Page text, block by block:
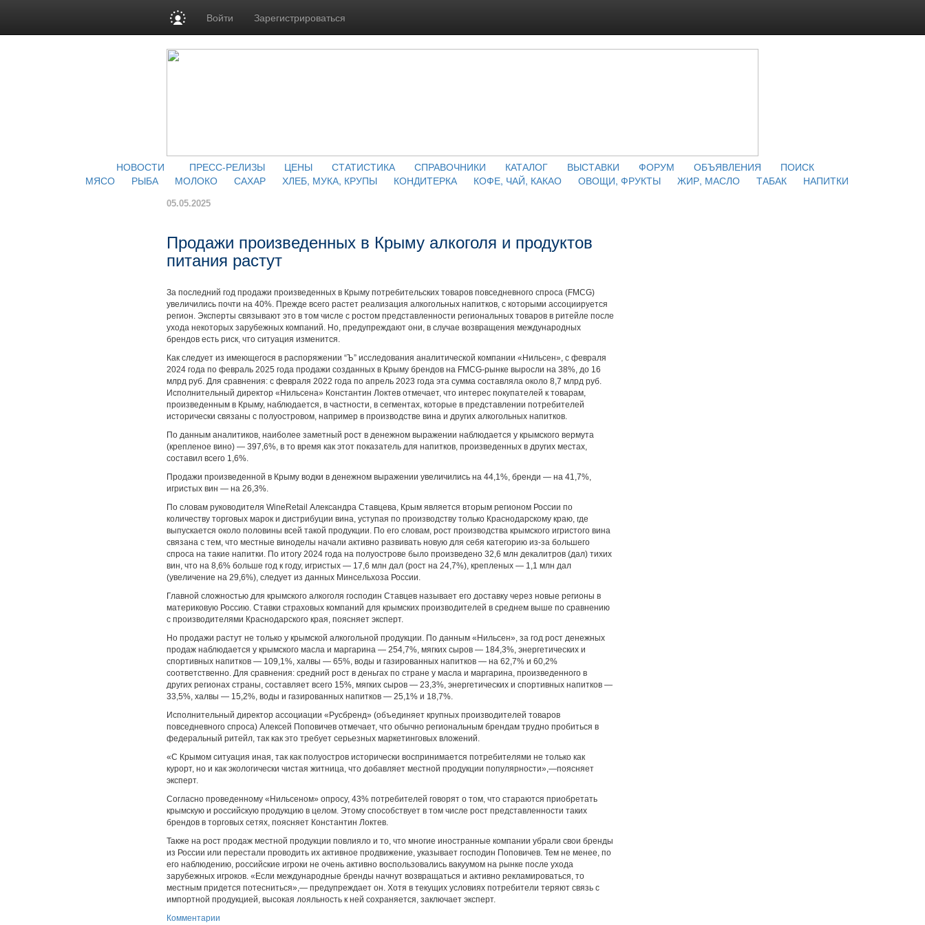
Войти Зарегистрироваться
НОВОСТИ ПРЕСС-РЕЛИЗЫ ЦЕНЫ СТАТИСТИКА СПРАВОЧНИКИ КАТАЛОГ ВЫСТАВКИ ФОРУМ ОБЪЯВЛЕНИЯ
ПОИСК
МЯСО
РЫБА МОЛОКО САХАР ХЛЕБ, МУКА, КРУПЫ КОНДИТЕРКА КОФЕ, ЧАЙ, КАКАО ОВОЩИ, ФРУКТЫ ЖИР, МАСЛО ТАБАК НАПИТКИ
05.05.2025
Продажи произведенных в Крыму алкоголя и продуктов
питания растут
За последний год продажи произведенных в Крыму потребительских товаров повседневного спроса (FMCG)
увеличились почти на 40%. Прежде всего растет реализация алкогольных напитков, с которыми ассоциируется
регион. Эксперты связывают это в том числе с ростом представленности региональных товаров в ритейле после
ухода некоторых зарубежных компаний. Но, предупреждают они, в случае возвращения международных
брендов есть риск, что ситуация изменится.
Как следует из имеющегося в распоряжении “Ъ” исследования аналитической компании «Нильсен», с февраля
2024 года по февраль 2025 года продажи созданных в Крыму брендов на FMCG-рынке выросли на 38%, до 16
млрд руб. Для сравнения: с февраля 2022 года по апрель 2023 года эта сумма составляла около 8,7 млрд руб.
Исполнительный директор «Нильсена» Константин Локтев отмечает, что интерес покупателей к товарам,
произведенным в Крыму, наблюдается, в частности, в сегментах, которые в представлении потребителей
исторически связаны с полуостровом, например в производстве вина и других алкогольных напитков.
По данным аналитиков, наиболее заметный рост в денежном выражении наблюдается у крымского вермута
(крепленое вино) — 397,6%, в то время как этот показатель для напитков, произведенных в других местах,
составил всего 1,6%.
Продажи произведенной в Крыму водки в денежном выражении увеличились на 44,1%, бренди — на 41,7%,
игристых вин — на 26,3%.
По словам руководителя WineRetail Александра Ставцева, Крым является вторым регионом России по
количеству торговых марок и дистрибуции вина, уступая по производству только Краснодарскому краю, где
выпускается около половины всей такой продукции. По его словам, рост производства крымского игристого вина
связана с тем, что местные виноделы начали активно развивать новую для себя категорию из-за большего
спроса на такие напитки. По итогу 2024 года на полуострове было произведено 32,6 млн декалитров (дал) тихих
вин, что на 8,6% больше год к году, игристых — 17,6 млн дал (рост на 24,7%), крепленых — 1,1 млн дал
(увеличение на 29,6%), следует из данных Минсельхоза России.
Главной сложностью для крымского алкоголя господин Ставцев называет его доставку через новые регионы в
материковую Россию. Ставки страховых компаний для крымских производителей в среднем выше по сравнению
с производителями Краснодарского края, поясняет эксперт.
Но продажи растут не только у крымской алкогольной продукции. По данным «Нильсен», за год рост денежных
продаж наблюдается у крымского масла и маргарина — 254,7%, мягких сыров — 184,3%, энергетических и
спортивных напитков — 109,1%, халвы — 65%, воды и газированных напитков — на 62,7% и 60,2%
соответственно. Для сравнения: средний рост в деньгах по стране у масла и маргарина, произведенного в
других регионах страны, составляет всего 15%, мягких сыров — 23,3%, энергетических и спортивных напитков —
33,5%, халвы — 15,2%, воды и газированных напитков — 25,1% и 18,7%.
Исполнительный директор ассоциации «Русбренд» (объединяет крупных производителей товаров
повседневного спроса) Алексей Поповичев отмечает, что обычно региональным брендам трудно пробиться в
федеральный ритейл, так как это требует серьезных маркетинговых вложений.
«С Крымом ситуация иная, так как полуостров исторически воспринимается потребителями не только как
курорт, но и как экологически чистая житница, что добавляет местной продукции популярности»,—поясняет
эксперт.
Согласно проведенному «Нильсеном» опросу, 43% потребителей говорят о том, что стараются приобретать
крымскую и российскую продукцию в целом. Этому способствует в том числе рост представленности таких
брендов в торговых сетях, поясняет Константин Локтев.
Также на рост продаж местной продукции повлияло и то, что многие иностранные компании убрали свои бренды
из России или перестали проводить их активное продвижение, указывает господин Поповичев. Тем не менее, по
его наблюдению, российские игроки не очень активно воспользовались вакуумом на рынке после ухода
зарубежных игроков. «Если международные бренды начнут возвращаться и активно рекламироваться, то
местным придется потесниться»,— предупреждает он. Хотя в текущих условиях потребители теряют связь с
импортной продукцией, высокая лояльность к ней сохраняется, заключает эксперт.
Комментарии